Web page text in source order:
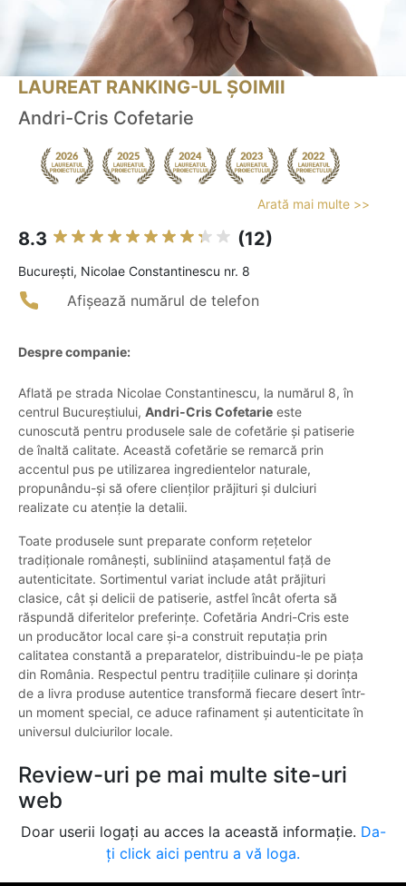
LAUREAT RANKING-UL ȘOIMII
Andri-Cris Cofetarie
Arată mai multe >>
8.3 (12)
Bucureşti, Nicolae Constantinescu nr. 8
Afișează numărul de telefon
Despre companie:
Aflată pe strada Nicolae Constantinescu, la numărul 8, în
centrul Bucureștiului, Andri-Cris Cofetarie este
cunoscută pentru produsele sale de cofetărie și patiserie
de înaltă calitate. Această cofetărie se remarcă prin
accentul pus pe utilizarea ingredientelor naturale,
propunându-și să ofere clienților prăjituri și dulciuri
realizate cu atenție la detalii.
Toate produsele sunt preparate conform rețetelor
tradiționale românești, subliniind atașamentul față de
autenticitate. Sortimentul variat include atât prăjituri
clasice, cât și delicii de patiserie, astfel încât oferta să
răspundă diferitelor preferințe. Cofetăria Andri-Cris este
un producător local care și-a construit reputația prin
calitatea constantă a preparatelor, distribuindu-le pe piața
din România. Respectul pentru tradițiile culinare și dorința
de a livra produse autentice transformă fiecare desert într-
un moment special, ce aduce rafinament și autenticitate în
universul dulciurilor locale.
Review-uri pe mai multe site-uri
web
Doar userii logați au acces la această informație. Da-
ți click aici pentru a vă loga.